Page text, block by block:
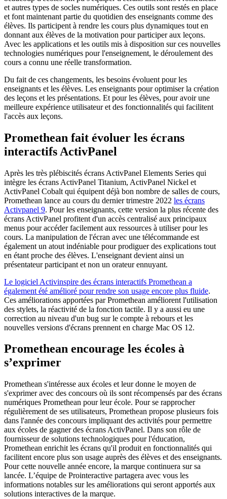
et autres types de socles numériques. Ces outils sont restés en place
et font maintenant partie du quotidien des enseignants comme des
élèves. Ils participent à rendre les cours plus dynamiques tout en
donnant aux élèves de la motivation pour participer aux leçons.
Avec les applications et les outils mis à disposition sur ces nouvelles
technologies numériques pour l'enseignement, le déroulement des
cours a connu une réelle transformation.
Du fait de ces changements, les besoins évoluent pour les
enseignants et les élèves. Les enseignants pour optimiser la création
des leçons et les présentations. Et pour les élèves, pour avoir une
meilleure expérience utilisateur et des fonctionnalités qui facilitent
l'accès aux leçons.
Promethean fait évoluer les écrans
interactifs ActivPanel
Après les très plébiscités écrans ActivPanel Elements Series qui
intègre les écrans ActivPanel Titanium, ActivPanel Nickel et
ActivPanel Cobalt qui équipent déjà bon nombre de salles de cours,
Promethean lance au cours du dernier trimestre 2022 les écrans
Activpanel 9. Pour les enseignants, cette version la plus récente des
écrans ActivPanel profitent d'un accès centralisé aux principaux
menus pour accéder facilement aux ressources à utiliser pour les
cours. La manipulation de l'écran avec une télécommande est
également un atout indéniable pour prodiguer des explications tout
en étant proche des élèves. L'enseignant devient ainsi un
présentateur participant et non un orateur ennuyant.
Le logiciel Activinspire des écrans interactifs Promethean a
également été amélioré pour rendre son usage encore plus fluide.
Ces améliorations apportées par Promethean améliorent l'utilisation
des stylets, la réactivité de la fonction tactile. Il y a aussi eu une
correction au niveau d'un bug sur le compte à rebours et les
nouvelles versions d'écrans prennent en charge Mac OS 12.
Promethean encourage les écoles à
s’exprimer
Promethean s'intéresse aux écoles et leur donne le moyen de
s'exprimer avec des concours où ils sont récompensés par des écrans
numériques Promethean pour leur école. Pour se rapprocher
régulièrement de ses utilisateurs, Promethean propose plusieurs fois
dans l'année des concours impliquant des activités pour permettre
aux écoles de gagner des écrans ActivPanel. Dans son rôle de
fournisseur de solutions technologiques pour l'éducation,
Promethean enrichit les écrans qu'il produit en fonctionnalités qui
facilitent encore plus son usage auprès des élèves et des enseignants.
Pour cette nouvelle année encore, la marque continuera sur sa
lancée. L’équipe de Prointeractive partagera avec vous les
informations notables sur les améliorations qui seront apportés aux
solutions interactives de la marque.